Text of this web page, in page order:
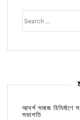
Search
for:
আদর্শ সমাজ
সভাপতি